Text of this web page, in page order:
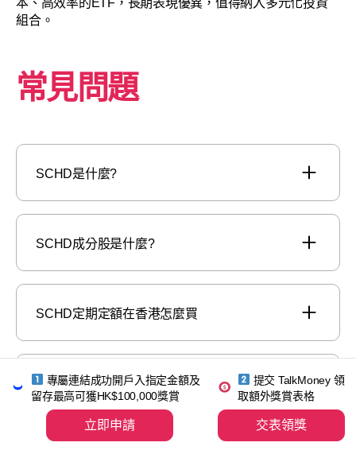
本、高效率的ETF，長期表現優異，值得納入多元化投資
組合。
常見問題
SCHD是什麼?
SCHD成分股是什麼?
SCHD定期定額在香港怎麼買
美股SCHG怎麼買
專屬連結成功開戶入指定金額及
留存最高可獲HK$100,000獎賞
立即申請
提交 TalkMoney 領
取額外獎賞表格
交表領獎